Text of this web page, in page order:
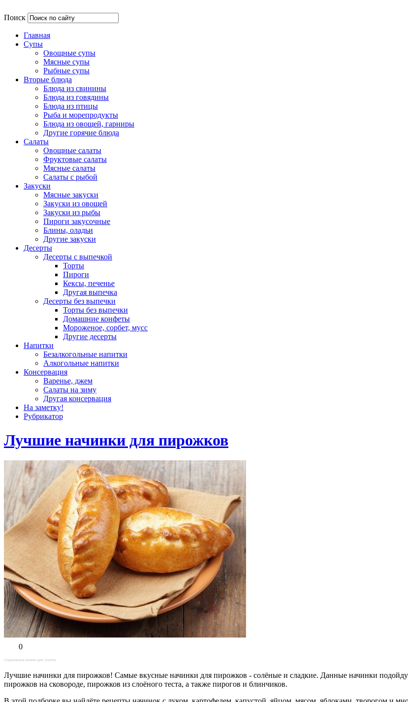
Поиск
Главная
Супы
Овощные супы
Мясные супы
Рыбные супы
Вторые блюда
Блюда из свинины
Блюда из говядины
Блюда из птицы
Рыба и морепродукты
Блюда из овощей, гарниры
Другие горячие блюда
Салаты
Овощные салаты
Фруктовые салаты
Мясные салаты
Салаты с рыбой
Закуски
Мясные закуски
Закуски из овощей
Закуски из рыбы
Пироги закусочные
Блины, оладьи
Другие закуски
Десерты
Десерты с выпечкой
Торты
Пироги
Кексы, печенье
Другая выпечка
Десерты без выпечки
Торты без выпечки
Домашние конфеты
Мороженое, сорбет, мусс
Другие десерты
Напитки
Безалкогольные напитки
Алкогольные напитки
Консервация
Варенье, джем
Салаты на зиму
Другая консервация
На заметку!
Рубрикатор
Лучшие начинки для пирожков
0
Социальные кнопки для Joomla
Лучшие начинки для пирожков! Самые вкусные начинки для пирожков - солёные и сладкие. Данные начинки
пирожков на сковороде, пирожков из слоёного теста, а также пирогов и блинчиков.